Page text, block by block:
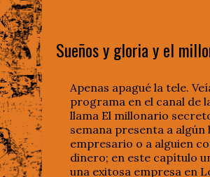
Sueños y gloria y el
Apenas apagué la tele.
programa en el canal de
llama El millonario
semana presenta a algún
empresario o a alguien
dinero; en este capítulo
una exitosa empresa en